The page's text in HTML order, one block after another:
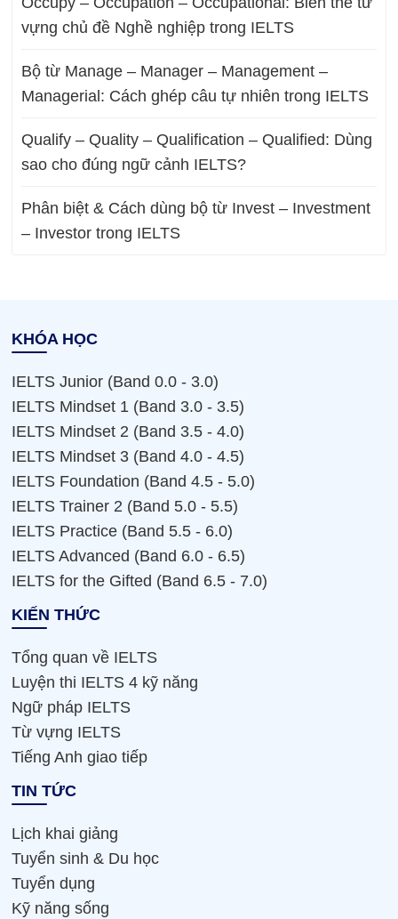
vựng chủ đề Nghề nghiệp trong IELTS
Bộ từ Manage – Manager – Management –
Managerial: Cách ghép câu tự nhiên trong IELTS
Qualify – Quality – Qualification – Qualified: Dùng
sao cho đúng ngữ cảnh IELTS?
Phân biệt & Cách dùng bộ từ Invest – Investment
– Investor trong IELTS
KHÓA HỌC
IELTS Junior (Band 0.0 - 3.0)
IELTS Mindset 1 (Band 3.0 - 3.5)
IELTS Mindset 2 (Band 3.5 - 4.0)
IELTS Mindset 3 (Band 4.0 - 4.5)
IELTS Foundation (Band 4.5 - 5.0)
IELTS Trainer 2 (Band 5.0 - 5.5)
IELTS Practice (Band 5.5 - 6.0)
IELTS Advanced (Band 6.0 - 6.5)
IELTS for the Gifted (Band 6.5 - 7.0)
KIẾN THỨC
Tổng quan về IELTS
Luyện thi IELTS 4 kỹ năng
Ngữ pháp IELTS
Từ vựng IELTS
Tiếng Anh giao tiếp
TIN TỨC
Lịch khai giảng
Tuyển sinh & Du học
Tuyển dụng
Kỹ năng sống